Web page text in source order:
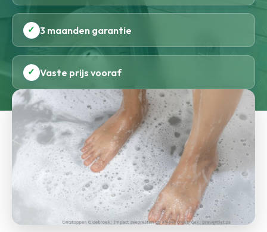
✓ 3 maanden garantie
✓ Vaste prijs vooraf